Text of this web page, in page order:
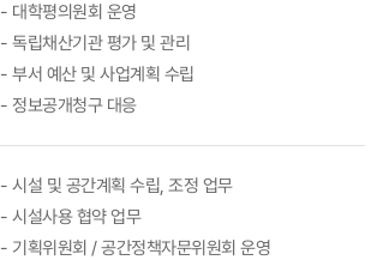
- 대학평의원회 운영
- 독립채산기관 평가 및 관리
- 부서 예산 및 사업계획 수립
- 정보공개청구 대응
- 시설 및 공간계획 수립, 조정 업무
- 시설사용 협약 업무
- 기획위원회 / 공간정책자문위원회 운영